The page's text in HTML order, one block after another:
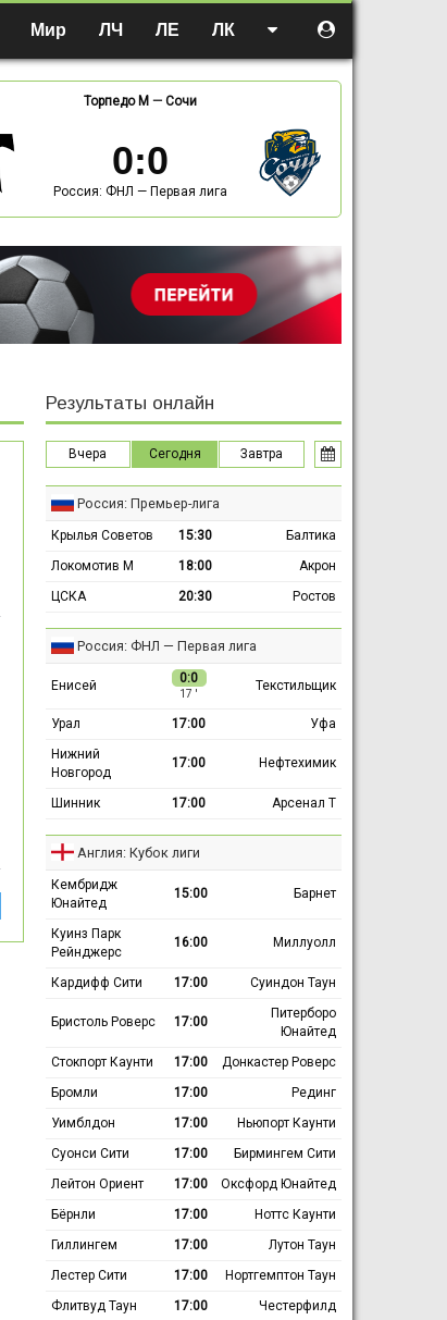
Мир ЛЧ ЛЕ ЛК
Торпедо М — Сочи
0:0
Россия: ФНЛ — Первая лига
Результаты онлайн
Вчера Сегодня Завтра
Россия: Премьер-лига
Крылья Советов 15:30
Балтика
Локомотив М
18:00
Акрон
ЦСКА
20:30 Ростов
Россия: ФНЛ — Первая лига
Енисей 0:0
17 ′
Текстильщик
Урал 17:00
Уфа
Нижний
Новгород
17:00 Нефтехимик
Шинник 17:00 Арсенал Т
Англия: Кубок лиги
Кембридж
Юнайтед
15:00 Барнет
Куинз Парк
Рейнджерс
16:00 Миллуолл
Кардифф Сити 17:00 Суиндон Таун
Бристоль Роверс 17:00
Питерборо
Юнайтед
Стокпорт Каунти
17:00
Донкастер Роверс
Бромли
17:00
Рединг
Уимблдон
17:00
Ньюпорт Каунти
Суонси Сити
17:00
Бирмингем Сити
Лейтон Ориент
17:00
Оксфорд Юнайтед
Бёрнли
17:00
Ноттс Каунти
Гиллингем
17:00
Лутон Таун
Лестер Сити
17:00
Нортгемптон Таун
Флитвуд Таун
17:00
Честерфилд